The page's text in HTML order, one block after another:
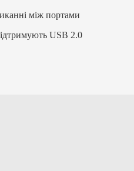
між портами
USB 2.0